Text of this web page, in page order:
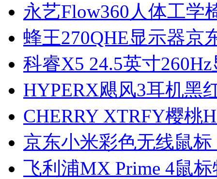
永艺Flow360人体工学
蜂王270QHE显示器京
科睿X5 24.5英寸
HYPERX飓风3耳机黑
CHERRY XTRFY樱桃
京东小米彩色无线鼠
飞利浦MX Prime 4鼠